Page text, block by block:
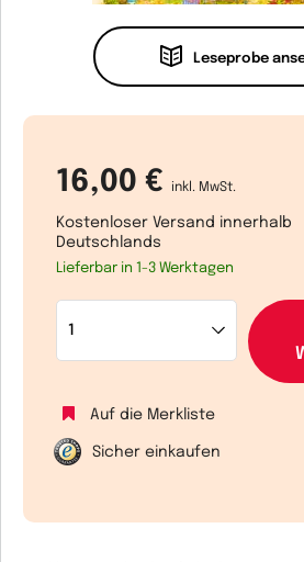
Leseprobe
16,00 € inkl. MwSt.
Kostenloser Versand innerhalb
Deutschlands
Lieferbar in 1-3 Werktagen
Auf die Merkliste
Sicher einkaufen